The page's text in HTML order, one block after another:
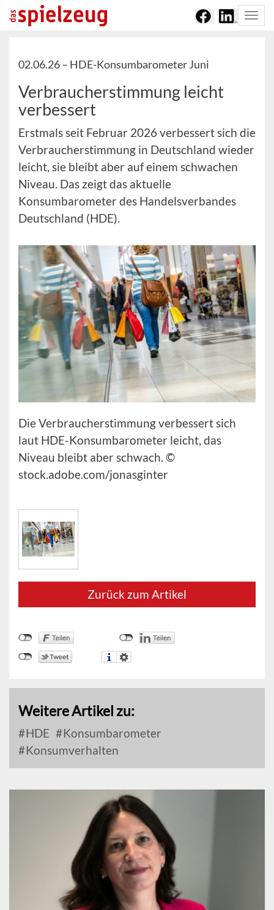
02.06.26 – HDE-Konsumbarometer Juni
Verbraucherstimmung leicht
verbessert
Erstmals seit Februar 2026 verbessert sich die
Verbraucherstimmung in Deutschland wieder
leicht, sie bleibt aber auf einem schwachen
Niveau. Das zeigt das aktuelle
Konsumbarometer des Handelsverbandes
Deutschland (HDE).
Die Verbraucherstimmung verbessert sich
laut HDE-Konsumbarometer leicht, das
Niveau bleibt aber schwach. ©
stock.adobe.com/jonasginter
Zurück zum Artikel
Weitere Artikel zu:
HDE
Konsumbarometer
Konsumverhalten